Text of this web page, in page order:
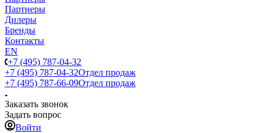
Партнеры
Дилеры
Бренды
Контакты
EN
+7 (495) 787-04-32
+7 (495) 787-04-32Отдел продаж
+7 (495) 787-66-09Отдел продаж
Заказать звонок
Задать вопрос
Войти